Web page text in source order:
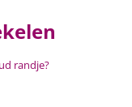
randje?